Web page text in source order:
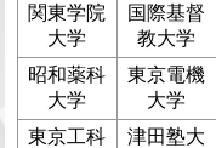
関東学院
大学
国際基督
教大学
昭和薬科
大学
東京電機
大学
東京工科
津田塾大